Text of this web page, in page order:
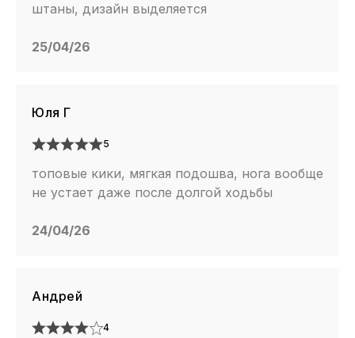
штаны, дизайн выделяется
25/04/26
Юля Г
5
топовые кики, мягкая подошва, нога вообще
не устает даже после долгой ходьбы
24/04/26
Андрей
4